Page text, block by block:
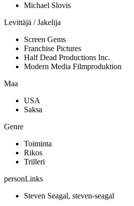
Michael Slovis
Levittäjä / Jakelija
Screen Gems
Franchise Pictures
Half Dead Productions Inc.
Modern Media Filmproduktion
Maa
USA
Saksa
Genre
Toiminta
Rikos
Trilleri
personLinks
Steven Seagal, steven-seagal